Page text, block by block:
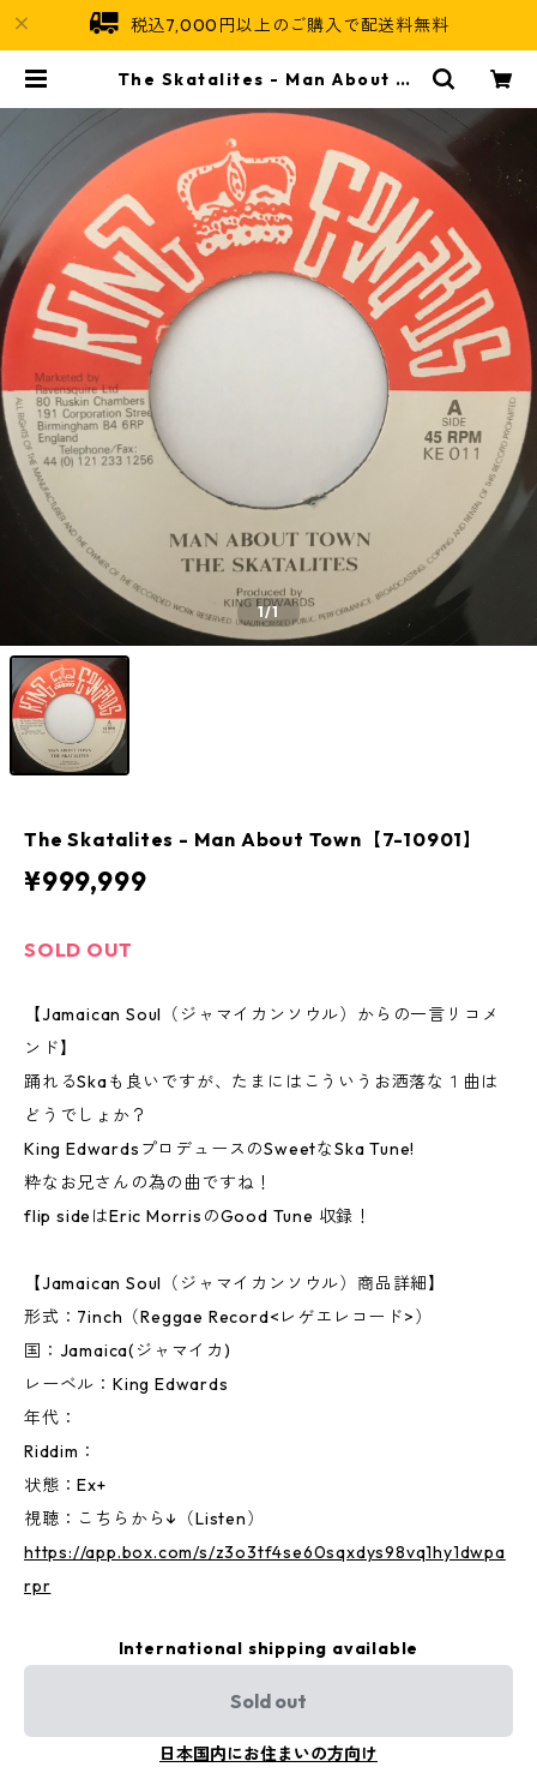
税込7,000円以上のご購入で配送料無料
The Skatalites - Man About To
1/1
The Skatalites - Man About Town【7-10901】
¥999,999
SOLD OUT
【Jamaican Soul（ジャマイカンソウル）からの一言リコメ
ンド】
踊れるSkaも良いですが、たまにはこういうお洒落な１曲は
どうでしょか？
King EdwardsプロデュースのSweetなSka Tune!
粋なお兄さんの為の曲ですね！
flip sideはEric MorrisのGood Tune 収録！
【Jamaican Soul（ジャマイカンソウル）商品詳細】
形式：7inch（Reggae Record<レゲエレコード>）
国：Jamaica(ジャマイカ)
レーベル：King Edwards
年代：
Riddim：
状態：Ex+
視聴：こちらから↓（Listen）
https://app.box.com/s/z3o3tf4se60sqxdys98vq1hy1dwpa
rpr
International shipping available
Sold out
日本国内にお住まいの方向け